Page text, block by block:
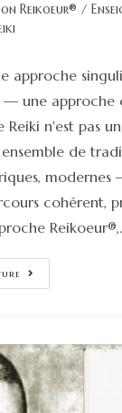
Reikoeur® /
approche
— une approche
Reiki n'est pas
de
cohérent,